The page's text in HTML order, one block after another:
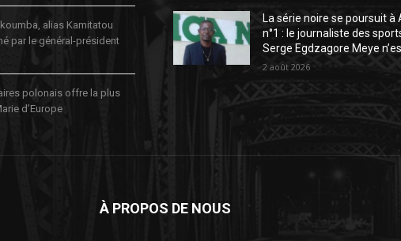
alias Kamitatou
par le général-président
polonais offre la plus
d’Europe
La série noire se poursuit à
n°1 : le journaliste des
Serge Egdzagore Meye
2 août 2026
À PROPOS DE NOUS